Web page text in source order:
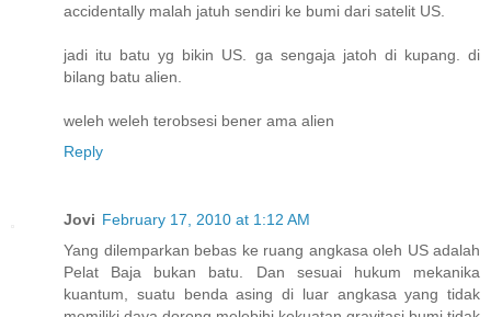
accidentally malah jatuh sendiri ke bumi dari satelit US.
jadi itu batu yg bikin US. ga sengaja jatoh di kupang. di
bilang batu alien.
weleh weleh terobsesi bener ama alien
Reply
Jovi February 17, 2010 at 1:12 AM
Yang dilemparkan bebas ke ruang angkasa oleh US adalah
Pelat Baja bukan batu. Dan sesuai hukum mekanika
kuantum, suatu benda asing di luar angkasa yang tidak